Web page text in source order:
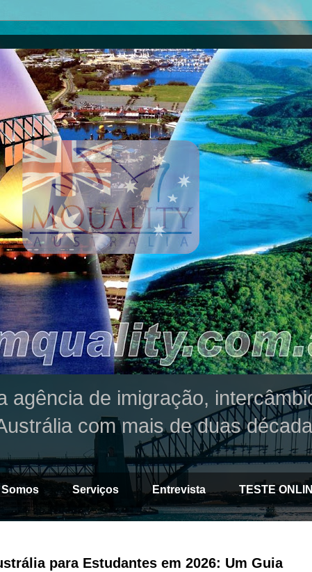
agência de imigração,
com mais de duas
Serviços Entrevista TESTE
para Estudantes em 2026: Um Guia